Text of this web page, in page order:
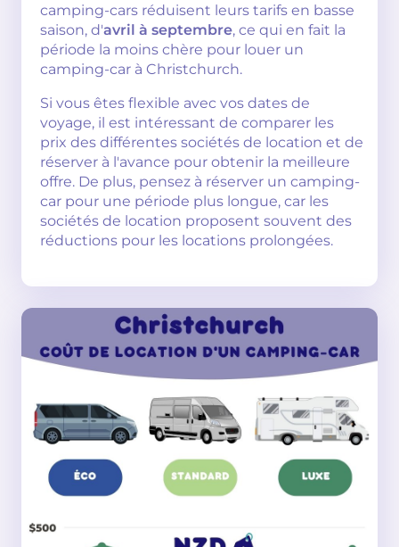
camping-cars réduisent leurs tarifs en basse
saison, d'avril à septembre, ce qui en fait la
période la moins chère pour louer un
camping-car à Christchurch.
Si vous êtes flexible avec vos dates de
voyage, il est intéressant de comparer les
prix des différentes sociétés de location et de
réserver à l'avance pour obtenir la meilleure
offre. De plus, pensez à réserver un camping-
car pour une période plus longue, car les
sociétés de location proposent souvent des
réductions pour les locations prolongées.